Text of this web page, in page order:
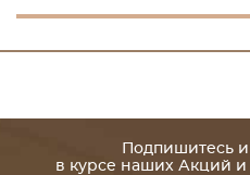
Подпишитесь и
в курсе наших Акций